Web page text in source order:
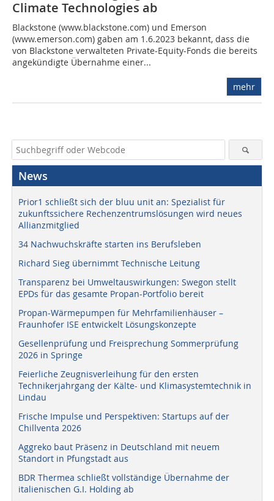
Climate Technologies ab
Blackstone (www.blackstone.com) und Emerson
(www.emerson.com) gaben am 1.6.2023 bekannt, dass die
von Blackstone verwalteten Private-Equity-Fonds die bereits
angekündigte Übernahme einer...
mehr
News
Prior1 schließt sich der bluu unit an: Spezialist für
zukunftssichere Rechenzentrumslösungen wird neues
Allianzmitglied
34 Nachwuchskräfte starten ins Berufsleben
Richard Sieg übernimmt Technische Leitung
Transparenz bei Umweltauswirkungen: Swegon stellt
EPDs für das gesamte Propan-Portfolio bereit
Propan-Wärmepumpen für Mehrfamilienhäuser –
Fraunhofer ISE entwickelt Lösungskonzepte
Gesellenprüfung und Freisprechung Sommerprüfung
2026 in Springe
Feierliche Zeugnisverleihung für den ersten
Technikerjahrgang der Kälte- und Klimasystemtechnik in
Lindau
Frische Impulse und Perspektiven: Startups auf der
Chillventa 2026
Aggreko baut Präsenz in Deutschland mit neuem
Standort in Pfungstadt aus
BDR Thermea schließt vollständige Übernahme der
italienischen G.I. Holding ab